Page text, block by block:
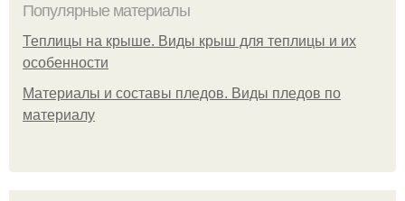
Популярные материалы
Теплицы на крыше. Виды крыш для теплицы и их
особенности
Материалы и составы пледов. Виды пледов по
материалу